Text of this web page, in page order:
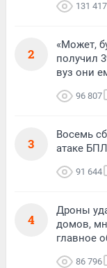
131 417
2
«Может,
получил
вуз они
96 807
3
Восемь
атаке
91 644
4
Дроны
домов,
главное
86 796